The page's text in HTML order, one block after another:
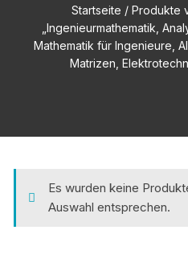
Startseite / Produkte
„Ingenieurmathematik,
Mathematik für Ingenieure,
Matrizen,
Es wurden keine
Auswahl entsprechen.